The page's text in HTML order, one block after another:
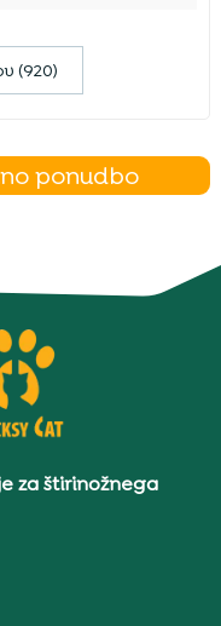
(920)
ponudbo
za štirinožnega